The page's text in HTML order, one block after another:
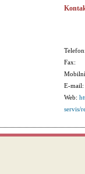
Telefon:
Fax:
E-mail:
Web:
servis/